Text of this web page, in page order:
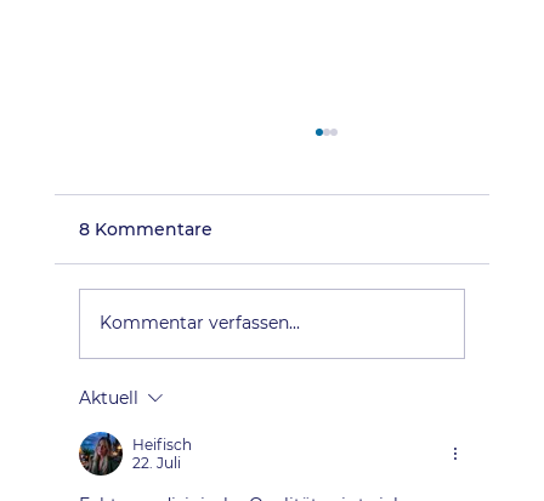
Laboranalysen-Straße Österreichs
8 Kommentare
Kommentar verfassen...
Aktuell
Heifisch
22. Juli